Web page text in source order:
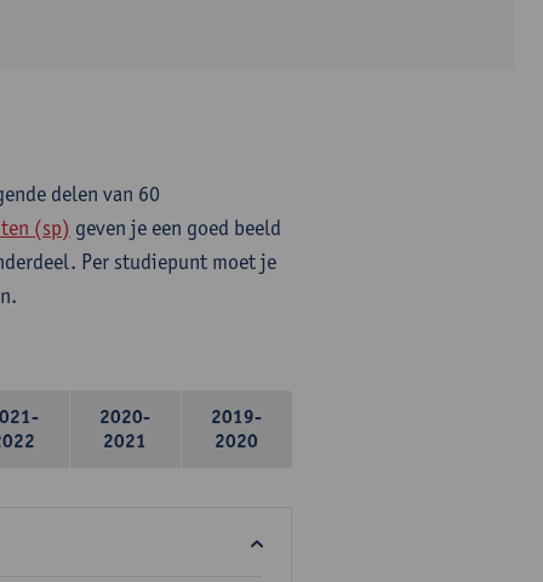
delen van 60
(sp) geven je een goed beeld
Per studiepunt moet je
2020-
2021
2019-
2020